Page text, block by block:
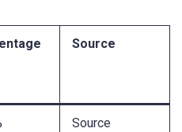
Source
Source